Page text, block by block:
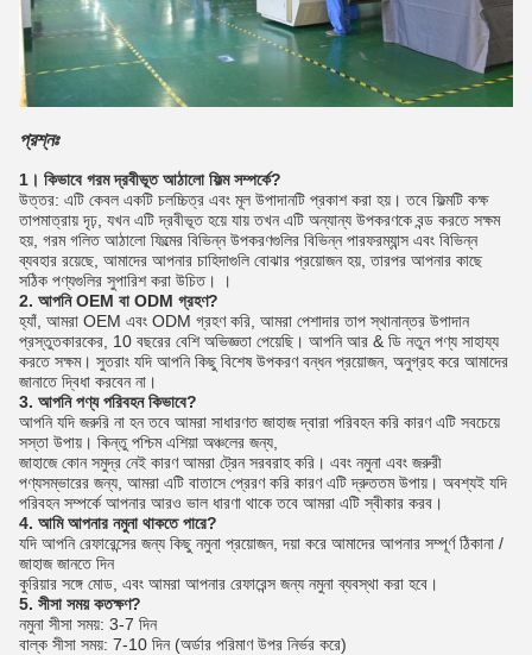
প্রশ্নঃ
1। কিভাবে গরম দ্রবীভূত আঠালো ফিল্ম সম্পর্কে?
উত্তর: এটি কেবল একটি চলচ্চিত্র এবং মূল উপাদানটি প্রকাশ করা হয়। তবে ফিল্মটি কক্ষ
তাপমাত্রায় দৃঢ়, যখন এটি দ্রবীভূত হয়ে যায় তখন এটি অন্যান্য উপকরণকে বন্ড করতে সক্ষম
হয়, গরম গলিত আঠালো ফিল্মের বিভিন্ন উপকরণগুলির বিভিন্ন পারফরম্যান্স এবং বিভিন্ন
ব্যবহার রয়েছে, আমাদের আপনার চাহিদাগুলি বোঝার প্রয়োজন হয়, তারপর আপনার কাছে
সঠিক পণ্যগুলির সুপারিশ করা উচিত। ।
2. আপনি OEM বা ODM গ্রহণ?
হ্যাঁ, আমরা OEM এবং ODM গ্রহণ করি, আমরা পেশাদার তাপ স্থানান্তর উপাদান
প্রস্তুতকারকের, 10 বছরের বেশি অভিজ্ঞতা পেয়েছি। আপনি আর & ডি নতুন পণ্য সাহায্য
করতে সক্ষম। সুতরাং যদি আপনি কিছু বিশেষ উপকরণ বন্ধন প্রয়োজন, অনুগ্রহ করে আমাদের
জানাতে দ্বিধা করবেন না।
3. আপনি পণ্য পরিবহন কিভাবে?
আপনি যদি জরুরি না হন তবে আমরা সাধারণত জাহাজ দ্বারা পরিবহন করি কারণ এটি সবচেয়ে
সস্তা উপায়। কিন্তু পশ্চিম এশিয়া অঞ্চলের জন্য,
জাহাজে কোন সমুদ্র নেই কারণ আমরা ট্রেন সরবরাহ করি। এবং নমুনা এবং জরুরী
পণ্যসম্ভারের জন্য, আমরা এটি বাতাসে প্রেরণ করি কারণ এটি দ্রুততম উপায়। অবশ্যই যদি
পরিবহন সম্পর্কে আপনার আরও ভাল ধারণা থাকে তবে আমরা এটি স্বীকার করব।
4. আমি আপনার নমুনা থাকতে পারে?
যদি আপনি রেফারেন্সের জন্য কিছু নমুনা প্রয়োজন, দয়া করে আমাদের আপনার সম্পূর্ণ ঠিকানা /
জাহাজ জানতে দিন
কুরিয়ার সঙ্গে মোড, এবং আমরা আপনার রেফারেন্স জন্য নমুনা ব্যবস্থা করা হবে।
5. সীসা সময় কতক্ষণ?
নমুনা সীসা সময়: 3-7 দিন
বাল্ক সীসা সময়: 7-10 দিন (অর্ডার পরিমাণ উপর নির্ভর করে)